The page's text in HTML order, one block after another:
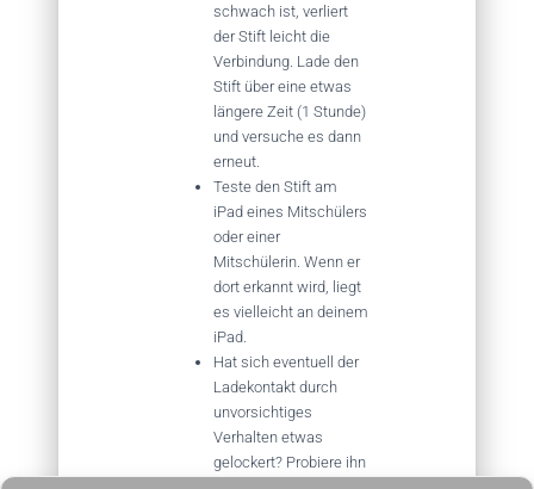
schwach ist, verliert
der Stift leicht die
Verbindung. Lade den
Stift über eine etwas
längere Zeit (1 Stunde)
und versuche es dann
erneut.
Teste den Stift am
iPad eines Mitschülers
oder einer
Mitschülerin. Wenn er
dort erkannt wird, liegt
es vielleicht an deinem
iPad.
Hat sich eventuell der
Ladekontakt durch
unvorsichtiges
Verhalten etwas
gelockert? Probiere ihn